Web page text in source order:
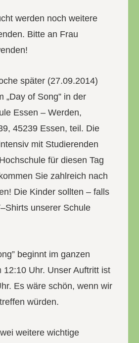
werden noch weitere
Bitte an Frau
später (27.09.2014)
„Day of Song” in der
Essen – Werden,
45239 Essen, teil. Die
mit Studierenden
für diesen Tag
Sie zahlreich nach
Die Kinder sollten – falls
unserer Schule
beginnt im ganzen
12:10 Uhr. Unser Auftritt ist
Es wäre schön, wenn wir
würden.
weitere wichtige